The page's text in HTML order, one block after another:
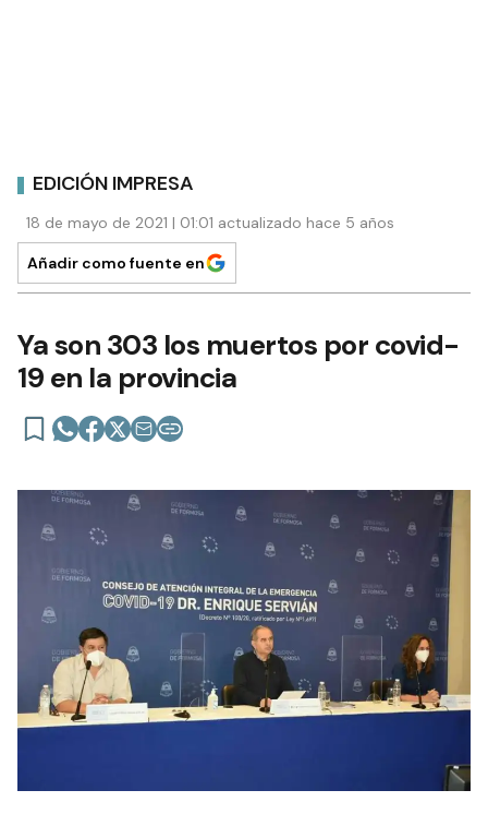
EDICIÓN IMPRESA
18 de mayo de 2021 | 01:01 actualizado hace 5 años
Añadir como fuente en
Ya son 303 los muertos por covid-
19 en la provincia